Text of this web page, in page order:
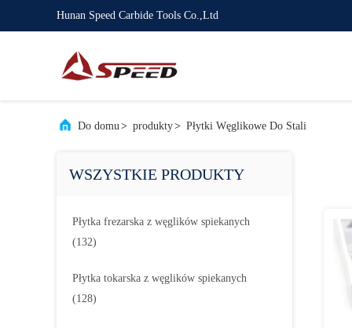
Hunan Speed Carbide Tools Co.,Ltd
Do domu> produkty> Płytki Węglikowe Do Stali
WSZYSTKIE PRODUKTY
Płytka frezarska z węglików spiekanych
(132)
Płytka tokarska z węglików spiekanych
(128)